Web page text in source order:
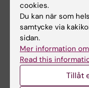
+46852483850
E-post:
Inna Osadtjaja
Studievägledare
cookies.
Du kan när som
samtycke via
sidan.
Mer information
Read this
Tillåt